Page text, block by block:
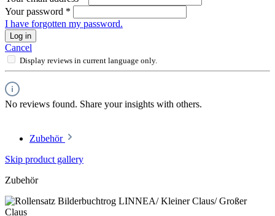
Your password *
I have forgotten my password.
Log in
Cancel
Display reviews in current language only.
No reviews found. Share your insights with others.
Zubehör
Skip product gallery
Zubehör